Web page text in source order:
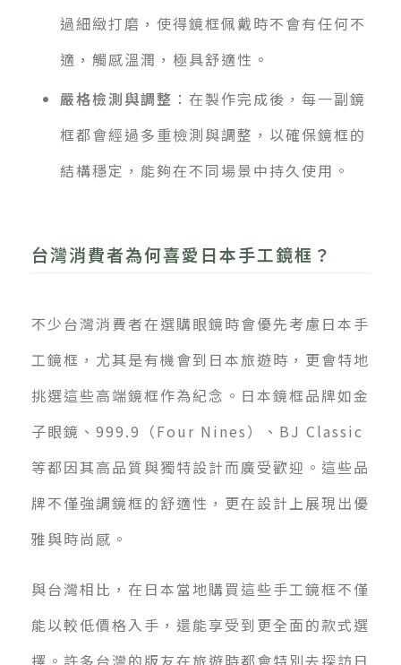
過細緻打磨，使得鏡框佩戴時不會有任何不
適，觸感溫潤，極具舒適性。
嚴格檢測與調整 ：在製作完成後，每一副鏡
框都會經過多重檢測與調整，以確保鏡框的
結構穩定，能夠在不同場景中持久使用。
台灣消費者為何喜愛日本手工鏡框？
不少台灣消費者在選購眼鏡時會優先考慮日本手
工鏡框，尤其是有機會到日本旅遊時，更會特地
挑選這些高端鏡框作為紀念。日本鏡框品牌如金
子眼鏡、999.9（Four Nines）、BJ Classic
等都因其高品質與獨特設計而廣受歡迎。這些品
牌不僅強調鏡框的舒適性，更在設計上展現出優
雅與時尚感。
與台灣相比，在日本當地購買這些手工鏡框不僅
能以較低價格入手，還能享受到更全面的款式選
擇。許多台灣的版友在旅遊時都會特別去探訪日